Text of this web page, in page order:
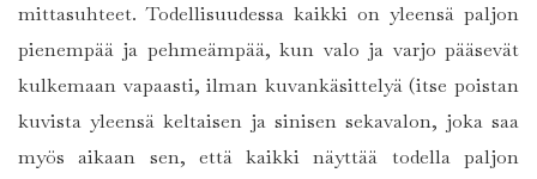
mittasuhteet. Todellisuudessa kaikki on yleensä paljon
pienempää ja pehmeämpää, kun valo ja varjo pääsevät
kulkemaan vapaasti, ilman kuvankäsittelyä (itse poistan
kuvista yleensä keltaisen ja sinisen sekavalon, joka saa
myös aikaan sen, että kaikki näyttää todella paljon